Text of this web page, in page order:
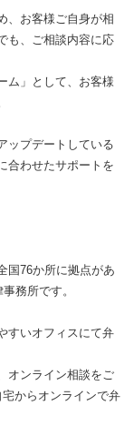
、お客様ご自身が相
も、ご相談内容に応
ム」として、お客様
ップデートしている
合わせたサポートを
国76か所に拠点があ
務所です。
すいオフィスにて弁
オンライン相談をご
からオンラインで弁